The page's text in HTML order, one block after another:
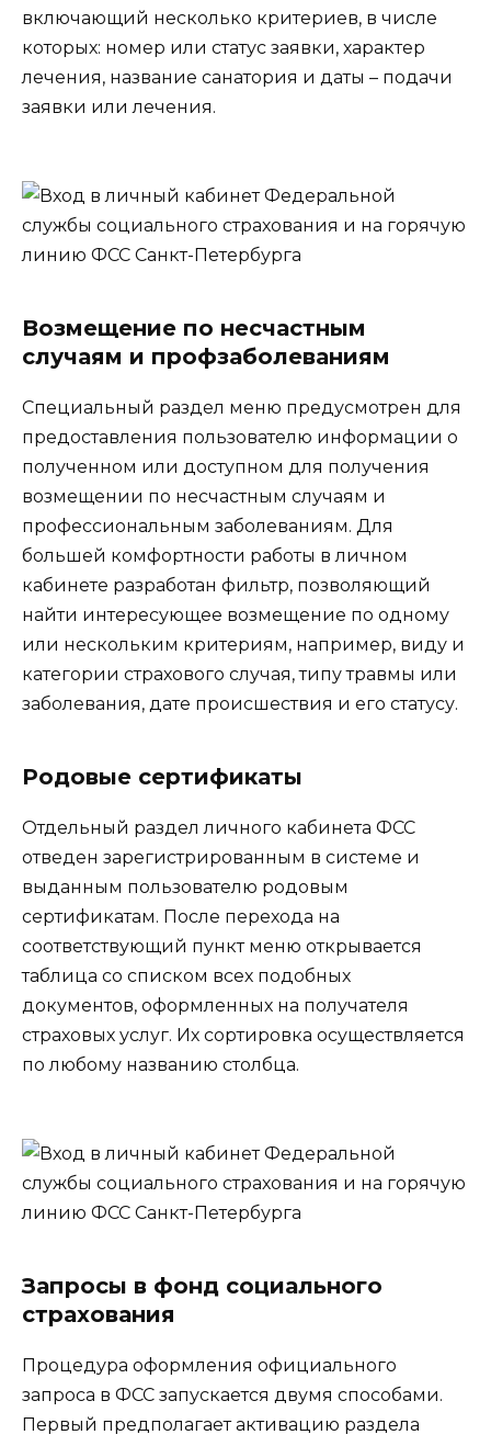
включающий несколько критериев, в числе
которых: номер или статус заявки, характер
лечения, название санатория и даты – подачи
заявки или лечения.
Возмещение по несчастным
случаям и профзаболеваниям
Специальный раздел меню предусмотрен для
предоставления пользователю информации о
полученном или доступном для получения
возмещении по несчастным случаям и
профессиональным заболеваниям. Для
большей комфортности работы в личном
кабинете разработан фильтр, позволяющий
найти интересующее возмещение по одному
или нескольким критериям, например, виду и
категории страхового случая, типу травмы или
заболевания, дате происшествия и его статусу.
Родовые сертификаты
Отдельный раздел личного кабинета ФСС
отведен зарегистрированным в системе и
выданным пользователю родовым
сертификатам. После перехода на
соответствующий пункт меню открывается
таблица со списком всех подобных
документов, оформленных на получателя
страховых услуг. Их сортировка осуществляется
по любому названию столбца.
Запросы в фонд социального
страхования
Процедура оформления официального
запроса в ФСС запускается двумя способами.
Первый предполагает активацию раздела